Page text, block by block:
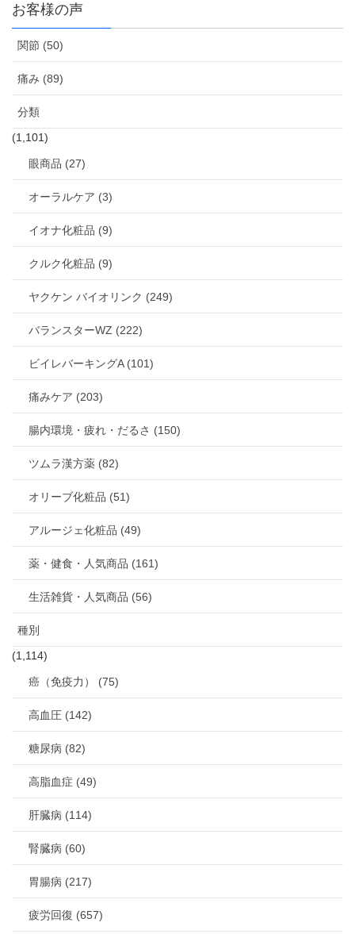
お客様の声
関節 (50)
痛み (89)
分類
(1,101)
眼商品 (27)
オーラルケア (3)
イオナ化粧品 (9)
クルク化粧品 (9)
ヤクケン バイオリンク (249)
バランスターWZ (222)
ビイレバーキングA (101)
痛みケア (203)
腸内環境・疲れ・だるさ (150)
ツムラ漢方薬 (82)
オリーブ化粧品 (51)
アルージェ化粧品 (49)
薬・健食・人気商品 (161)
生活雑貨・人気商品 (56)
種別
(1,114)
癌（免疫力） (75)
高血圧 (142)
糖尿病 (82)
高脂血症 (49)
肝臓病 (114)
腎臓病 (60)
胃腸病 (217)
疲労回復 (657)